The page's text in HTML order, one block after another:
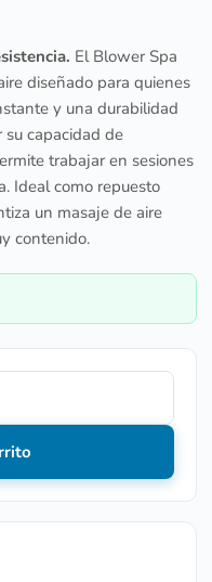
El Blower Spa
diseñado para quienes
y una durabilidad
su capacidad de
trabajar en sesiones
Ideal como repuesto
un masaje de aire
contenido.